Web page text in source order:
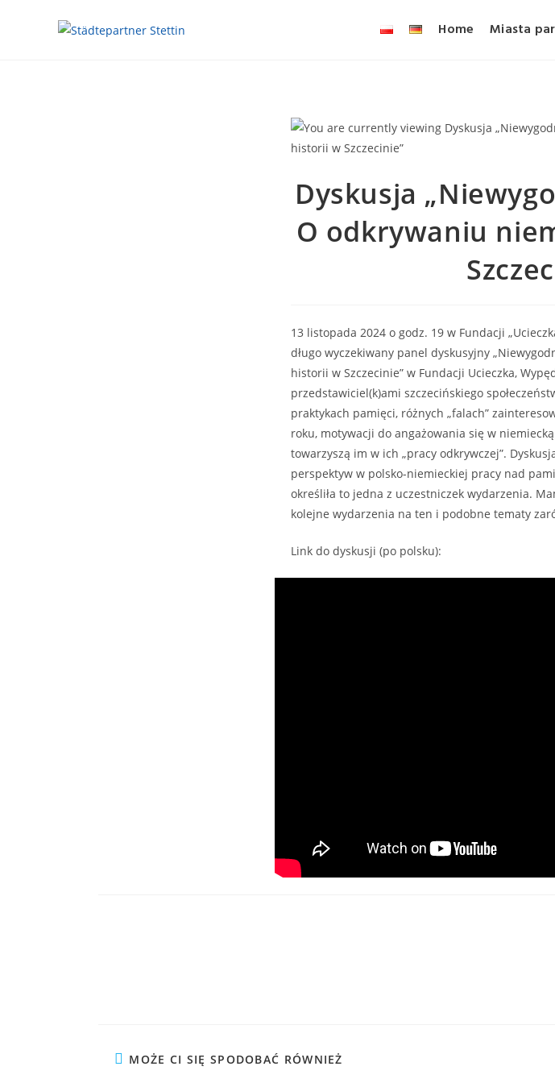
Home Miasta
Dyskusja
O odkrywaniu
13 listopada 2024 o godz. 19 w Fundacji
długo wyczekiwany panel dyskusyjny
historii w Szczecinie” w Fundacji Ucieczka,
przedstawiciel(k)ami szczecińskiego
praktykach pamięci, różnych „falach”
roku, motywacji do angażowania się w
towarzyszą im w ich „pracy odkrywczej”.
perspektyw w polsko-niemieckiej pracy nad
określiła to jedna z uczestniczek wydarzenia.
kolejne wydarzenia na ten i podobne tematy
Link do dyskusji (po polsku):
MOŻE CI SIĘ SPODOBAĆ RÓWNIEŻ